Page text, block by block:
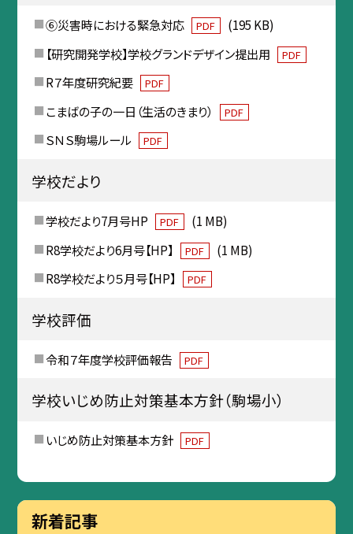
⑥災害時における緊急対応 PDF
(195 KB)
【研究開発学校】学校グランドデザイン提出用
PDF
R７年度研究紀要 PDF
こまばの子の一日（生活のきまり） PDF
ＳＮＳ駒場ルール PDF
学校だより
学校だより7月号HP PDF
(1 MB)
R8学校だより6月号【HP】
PDF
(1 MB)
R8学校だより５月号【HP】
PDF
学校評価
令和７年度学校評価報告 PDF
学校いじめ防止対策基本方針（駒場小）
いじめ防止対策基本方針 PDF
新着記事